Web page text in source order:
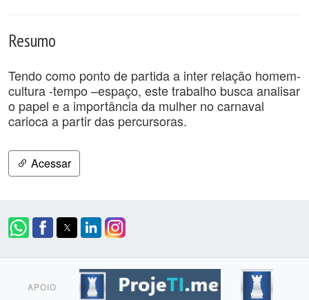
Resumo
Tendo como ponto de partida a inter relação homem-
cultura -tempo –espaço, este trabalho busca analisar
o papel e a importância da mulher no carnaval
carioca a partir das percursoras.
Acessar
APOIO